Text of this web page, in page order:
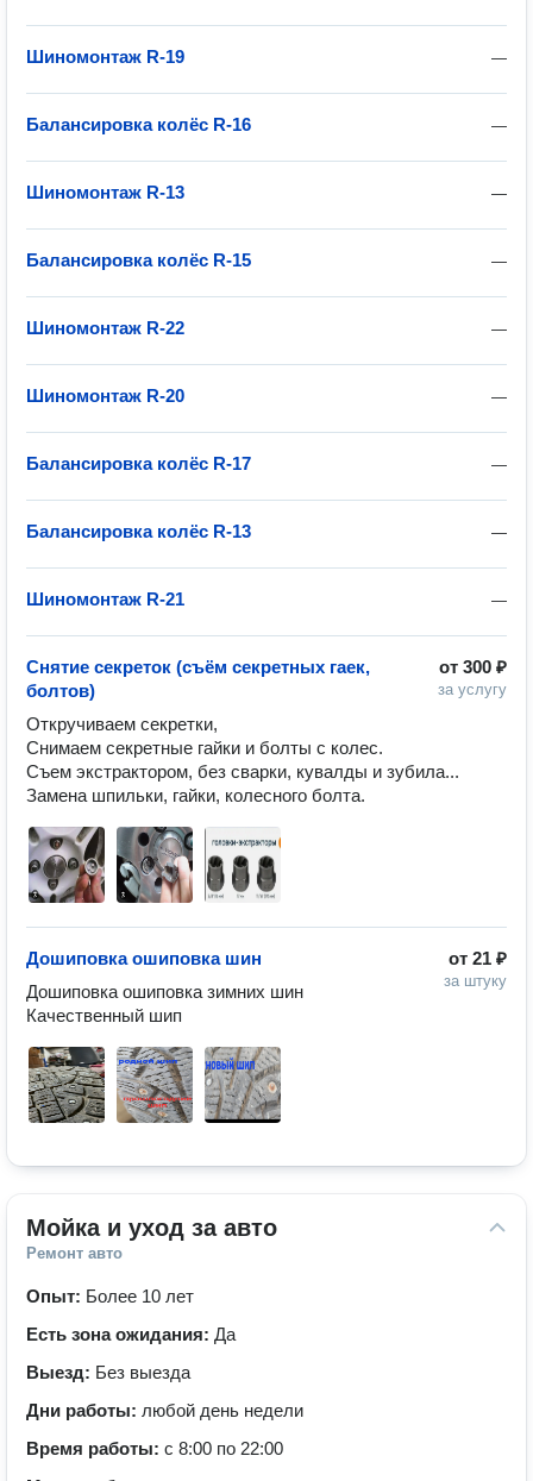
—
Шиномонтаж R-19
—
Балансировка колёс R-16
—
Шиномонтаж R-13
—
Балансировка колёс R-15
—
Шиномонтаж R-22
—
Шиномонтаж R-20
—
Балансировка колёс R-17
—
Балансировка колёс R-13
—
Шиномонтаж R-21
от 300 ₽
за услугу
Снятие секреток (съём секретных гаек,
болтов)
Откручиваем секретки,
Снимаем секретные гайки и болты с колес.
Съем экстрактором, без сварки, кувалды и зубила...
Замена шпильки, гайки, колесного болта.
от 21 ₽
за штуку
Дошиповка ошиповка шин
Дошиповка ошиповка зимних шин
Качественный шип
Мойка и уход за авто
Ремонт авто
Опыт: Более 10 лет
Есть зона ожидания: Да
Выезд: Без выезда
Дни работы: любой день недели
Время работы: с 8:00 по 22:00